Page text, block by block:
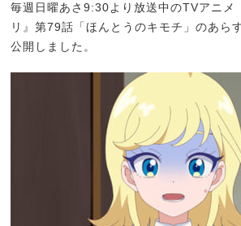
毎週日曜あさ9:30より放送中のTVアニメ
リ』第79話「ほんとうのキモチ」のあら
公開しました。